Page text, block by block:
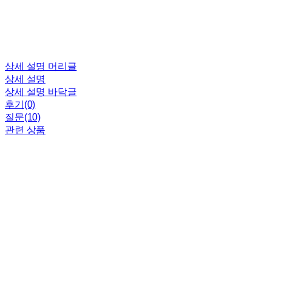
상세 설명 머리글
상세 설명
상세 설명 바닥글
후기(0)
질문(10)
관련 상품